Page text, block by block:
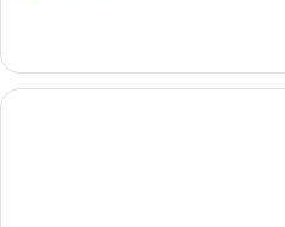
le
type
de